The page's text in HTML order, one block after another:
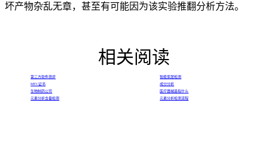
坏产物杂乱无章，甚至有可能因为该实验推翻分析方法。
相关阅读
第三方软件测评
智能家居检测
MTC证书
成分分析
生物制药公司
医疗器械是指什么
元素分析含量检测
元素分析检测流程